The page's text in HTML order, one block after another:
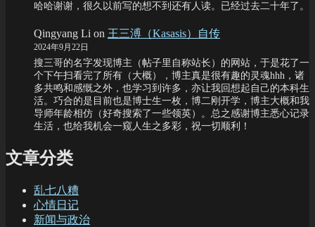
哈哈谢谢，很久以前写的想不到还有人读。已经过去二十年了。
Qingyang Li on 王三溥（Kasasis）自传
2024年9月22日
搜三哥的名字发现博主（帖子里自称站长）的网站，于是花了一
个下午扫看完了所有（大概），博主真是很有趣的灵魂hhh，诸
多共鸣和感慨之外，也学习到许多，亦让我回想起自己的本科生
活。巧合的是目前也是博士生一枚，博二刚开学，博主大概和我
导师年龄相仿（好奇搜索了一些领英）。总之感谢博主悉心记录
生活，也给我机会一窥人生之多彩，祝一切顺利！
文章分类
乱七八糟
心情日记
新闻与政治